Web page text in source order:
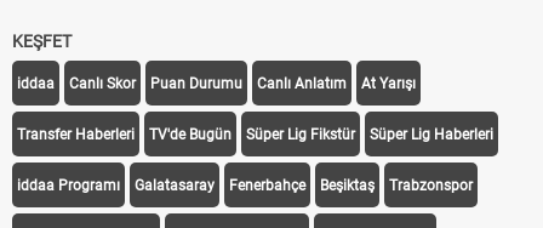
KEŞFET
iddaa Canlı Skor Puan Durumu Canlı Anlatım At Yarışı
Transfer Haberleri TV'de Bugün Süper Lig Fikstür Süper Lig Haberleri
iddaa Programı Galatasaray Fenerbahçe Beşiktaş Trabzonspor